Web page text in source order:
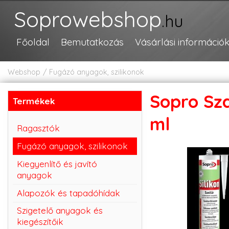
Soprowebshop.hu
Főoldal Bemutatkozás Vásárlási információk
Webshop Fugázó anyagok, szilikonok
Sopro
ml
Termékek
Ragasztók
Fugázó anyagok, szilikonok
Kiegyenlítő és javító
anyagok
Alapozók és tapadóhídak
Szigetelő anyagok és
kiegészítőik